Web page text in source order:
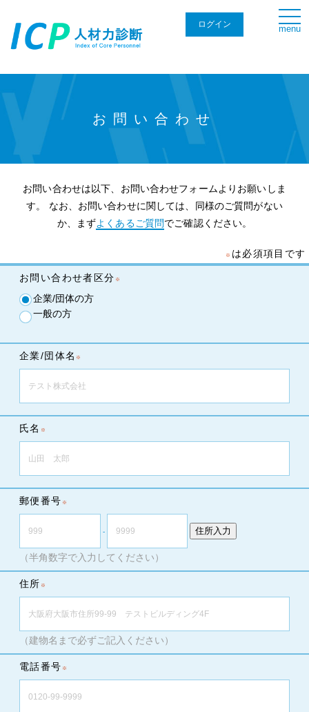
menu
ログイン
お問い合わせ
お問い合わせは以下、お問い合わせフォームよりお願いしま
す。
なお、お問い合わせに関しては、同様のご質問がない
か、まずよくあるご質問でご確認ください。
は必須項目です
お問い合わせ者区分
企業/団体の方
一般の方
企業/団体名
氏名
郵便番号
- 住所入力
（半角数字で入力してください）
住所
（建物名まで必ずご記入ください）
電話番号